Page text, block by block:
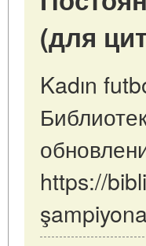
(для
Kadın
https://